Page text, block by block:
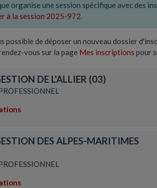
organise une session spécifique avec des
à la session 2025-972.
possible de déposer un nouveau dossier
vous sur la page Mes inscriptions pour
DE L'ALLIER (03)
DES ALPES-MARITIMES